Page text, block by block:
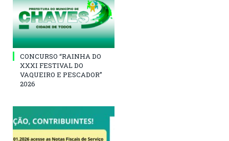
CONCURSO “RAINHA DO
XXXI FESTIVAL DO
VAQUEIRO E PESCADOR”
2026